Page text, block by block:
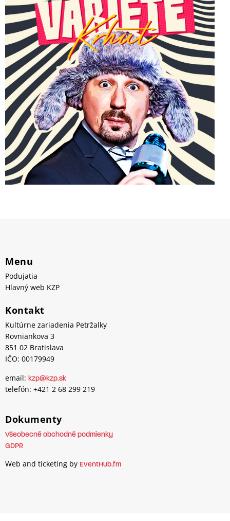
Menu
Podujatia
Hlavný web KZP
Kontakt
Kultúrne zariadenia Petržalky
Rovniankova 3
851 02 Bratislava
IČO: 00179949
email: kzp@kzp.sk
telefón: +421 2 68 299 219
Dokumenty
Všeobecné obchodné podmienky
GDPR
Web and ticketing by EventHub.fm